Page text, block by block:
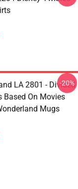
LA 2801 - Divided
Based On Movies
Mugs
-20%